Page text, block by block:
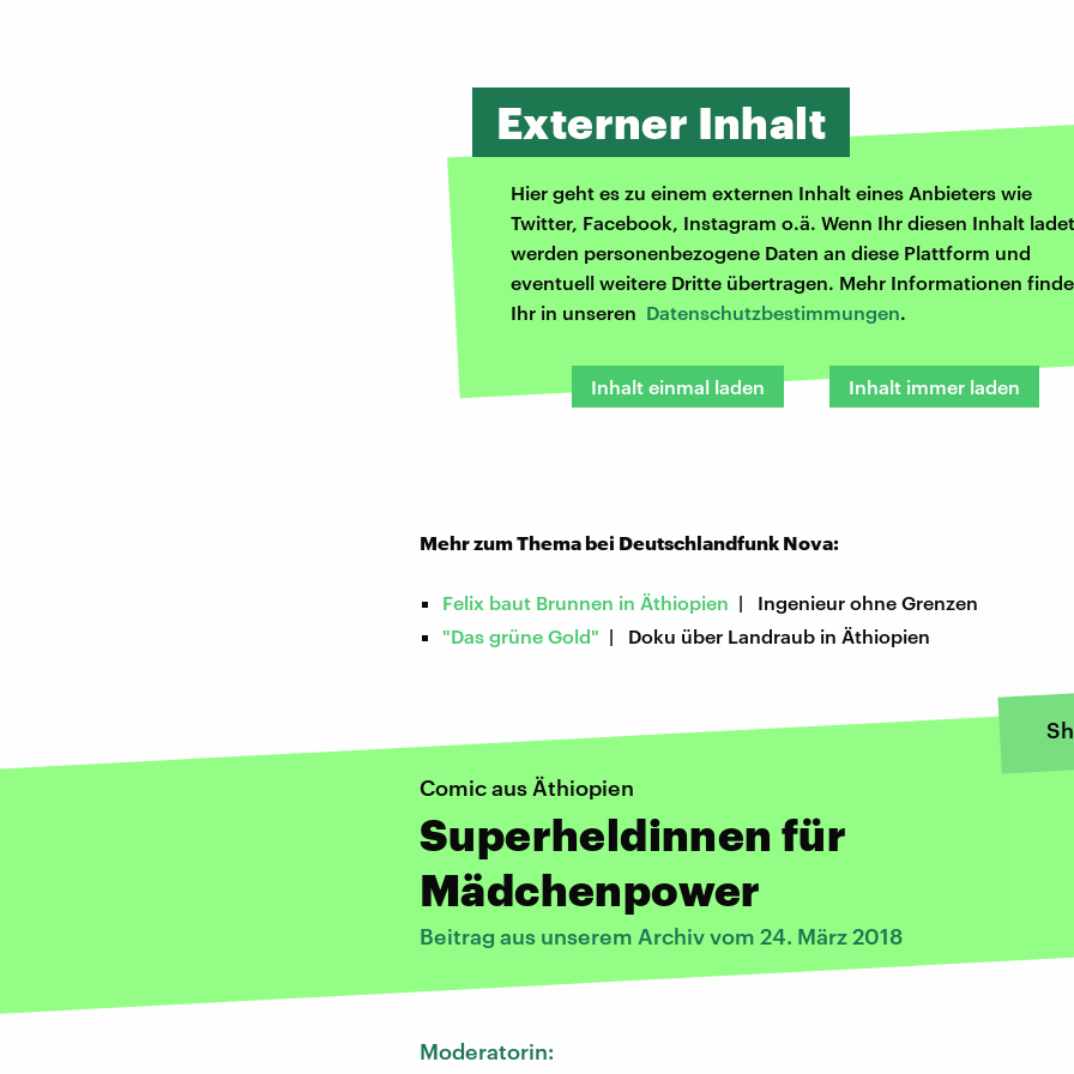
Externer Inhalt
Hier geht es zu einem externen Inhalt eines Anbieters wie
Twitter, Facebook, Instagram o.ä. Wenn Ihr diesen Inhalt
werden personenbezogene Daten an diese Plattform und
eventuell weitere Dritte übertragen. Mehr Informationen
Ihr in unseren Datenschutzbestimmungen.
Inhalt einmal laden Inhalt immer laden
Mehr zum Thema bei Deutschlandfunk Nova:
Felix baut Brunnen in Äthiopien | Ingenieur ohne Grenzen
"Das grüne Gold" | Doku über Landraub in Äthiopien
Comic aus Äthiopien
Superheldinnen für
Mädchenpower
Beitrag aus unserem Archiv vom 24. März 2018
Moderatorin: